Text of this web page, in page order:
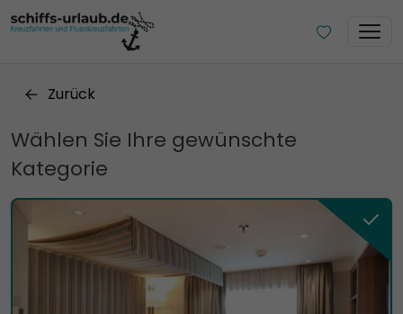
Zurück
Wählen Sie Ihre gewünschte
Kategorie